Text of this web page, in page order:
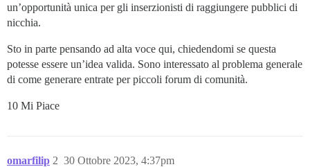
un’opportunità unica per gli inserzionisti di raggiungere pubblici di
nicchia.
Sto in parte pensando ad alta voce qui, chiedendomi se questa
potesse essere un’idea valida. Sono interessato al problema generale
di come generare entrate per piccoli forum di comunità.
10 Mi Piace
omarfilip 30 Ottobre 2023, 4:37pm
2